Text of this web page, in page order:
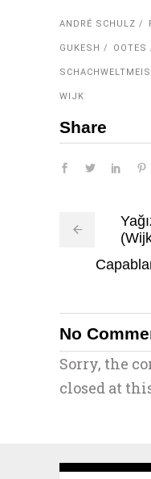
ANDRÉ SCHULZ
GUKESH OOTES
WIJK
Share
No
Sorry, the
closed at